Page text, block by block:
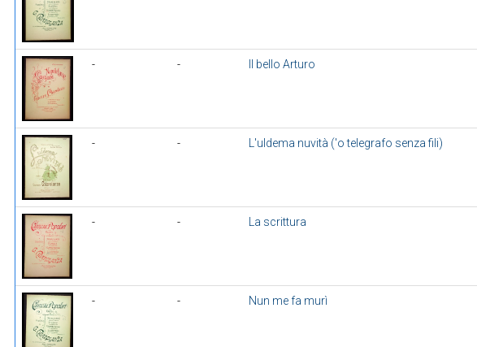
- - Il bello Arturo
- - L'uldema nuvità ('o telegrafo senza fili)
- - La scrittura
- - Nun me fa murì